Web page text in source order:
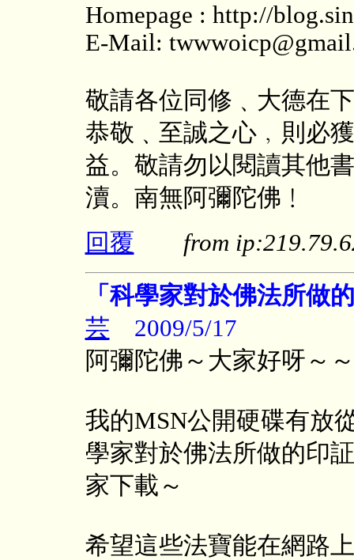
Homepage : http://
E-Mail:
敬請各位同修﹑大德在
恭敬﹑至誠之心﹐則必
益。敬請勿以閱讀其他
瀆。南無阿彌陀佛﹗
回覆
from
「科學家對於佛法所做
芸 2009/5/17
阿彌陀佛～大家好呀～
我的MSN公開硬碟有放
學家對於佛法所做的印
家下載～
希望這些法寶能在網路